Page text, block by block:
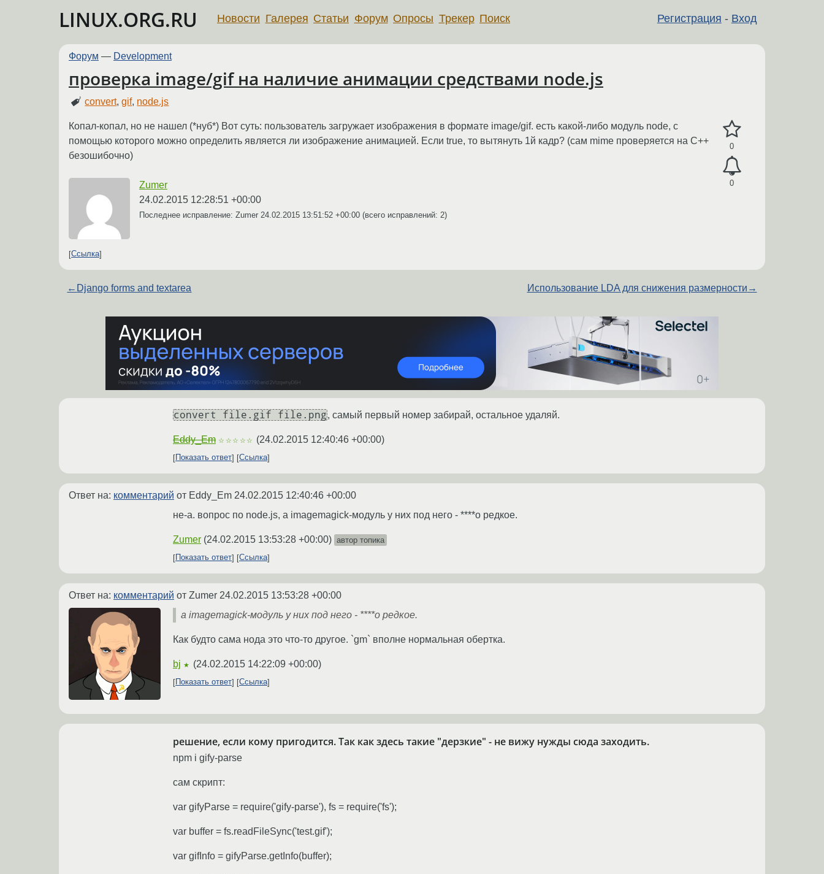
LINUX.ORG.RU Регистрация - Вход
Новости Галерея Статьи Форум Опросы Трекер Поиск
Форум — Development
проверка image/gif на наличие анимации средствами node.js
convert,gif, node.js
0
0
Копал-копал, но не нашел (*нуб*) Вот суть: пользователь загружает изображения в формате image/gif. есть какой-либо модуль node, с
помощью которого можно определить является ли изображение анимацией. Если true, то вытянуть 1й кадр? (сам mime проверяется на С++
безошибочно)
Zumer
24.02.2015 12:28:51 +00:00
Последнее исправление: Zumer 24.02.2015 13:51:52 +00:00 (всего исправлений: 2)
Ссылка
← Django forms and textarea Использование LDA для снижения размерности →
convert file.gif file.png, самый первый номер забирай, остальное удаляй.
Eddy_Em ☆☆☆☆☆ (24.02.2015 12:40:46 +00:00)
Показать ответ Ссылка
Ответ на: комментарий от Eddy_Em 24.02.2015 12:40:46 +00:00
не-а. вопрос по node.js, a imagemagick-модуль у них под него - ****о редкое.
Zumer (24.02.2015 13:53:28 +00:00) автор топика
Показать ответ
Ссылка
Ответ на: комментарий от Zumer 24.02.2015 13:53:28 +00:00
a imagemagick-модуль у них под него - ****о редкое.
Как будто сама нода это что-то другое. `gm` вполне нормальная обертка.
bj ★ (24.02.2015 14:22:09 +00:00)
Показать ответ Ссылка
решение, если кому пригодится. Так как здесь такие "дерзкие" - не вижу нужды сюда заходить.
npm i gify-parse
сам скрипт:
var gifyParse = require('gify-parse'), fs = require('fs');
var buffer = fs.readFileSync('test.gif');
var gifInfo = gifyParse.getInfo(buffer);